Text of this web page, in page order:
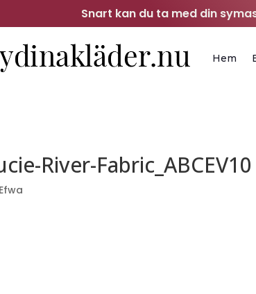
Snart kan du ta med din
Hem
River-Fabric_ABCEV10
Efwa